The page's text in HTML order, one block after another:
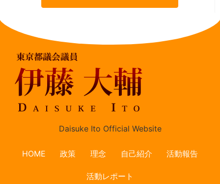
Daisuke Ito Official Website
HOME 政策 理念 自己紹介 活動報告
活動レポート